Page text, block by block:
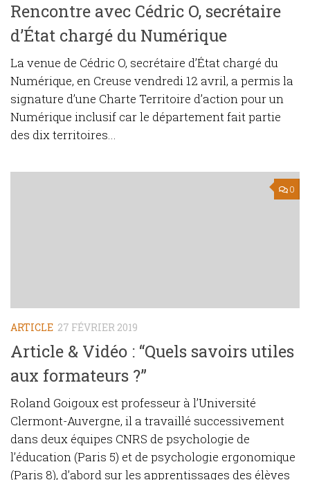
Rencontre avec Cédric O, secrétaire
d’État chargé du Numérique
La venue de Cédric O, secrétaire d’État chargé du
Numérique, en Creuse vendredi 12 avril, a permis la
signature d’une Charte Territoire d’action pour un
Numérique inclusif car le département fait partie
des dix territoires...
0
ARTICLE 27 FÉVRIER 2019
Article & Vidéo : “Quels savoirs utiles
aux formateurs ?”
Roland Goigoux est professeur à l’Université
Clermont-Auvergne, il a travaillé successivement
dans deux équipes CNRS de psychologie de
l’éducation (Paris 5) et de psychologie ergonomique
(Paris 8), d’abord sur les apprentissages des élèves